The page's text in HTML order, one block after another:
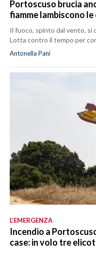
Portoscuso brucia
fiamme lambiscono le
Il fuoco, spinto dal vento, si
Lotta contro il tempo per
Antonella Pani
L’EMERGENZA
Incendio a
case: in volo tre